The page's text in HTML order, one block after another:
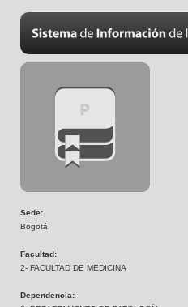
Sede:
Bogotá
Facultad:
2- FACULTAD DE MEDICINA
Dependencia: